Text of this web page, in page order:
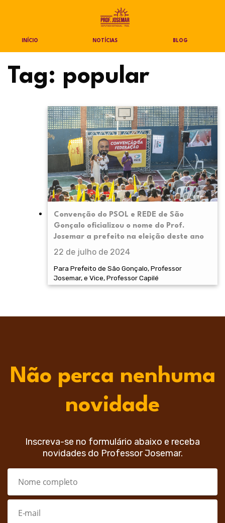
INÍCIO NOTÍCIAS BLOG
Tag: popular
Convenção do PSOL e REDE de São
Gonçalo oficializou o nome do Prof.
Josemar a prefeito na eleição deste ano
22 de julho de 2024
Para Prefeito de São Gonçalo, Professor
Josemar, e Vice, Professor Capilé
Não perca nenhuma
novidade
Inscreva-se no formulário abaixo e receba
novidades do Professor Josemar.